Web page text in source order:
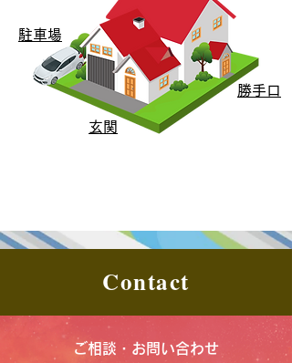
勝手口
玄関
駐車場
Contact
ご相談・お問い合わせ